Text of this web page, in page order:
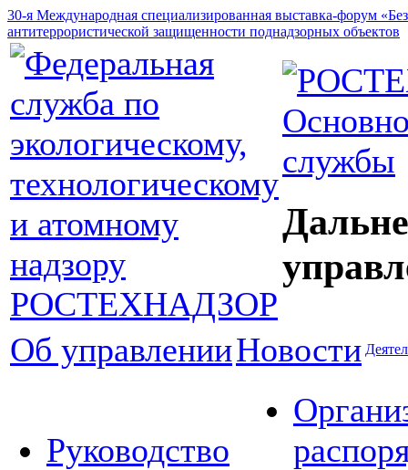
30-я Международная специализированная выставка-форум
антитеррористической защищенности поднадзорных объектов
службы
Об управленииНовости
Руководство